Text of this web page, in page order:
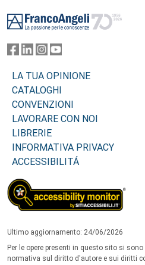
LA TUA OPINIONE
CATALOGHI
CONVENZIONI
LAVORARE CON NOI
LIBRERIE
INFORMATIVA PRIVACY
ACCESSIBILITÁ
Ultimo aggiornamento: 24/06/2026
Per le opere presenti in questo sito si
normativa sul diritto d'autore e sui diritti